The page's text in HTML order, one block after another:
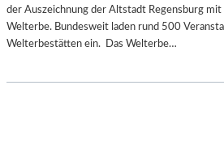
der Auszeichnung der Altstadt Regensburg
Welterbe. Bundesweit laden rund 500
Welterbestätten ein. Das Welterbe…